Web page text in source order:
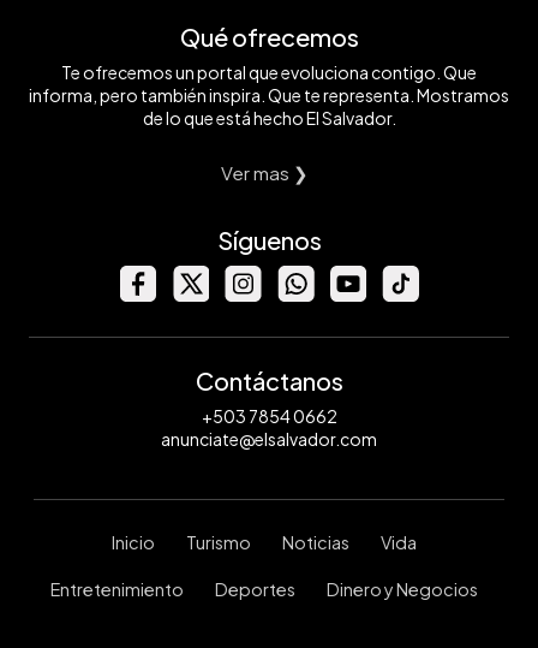
Qué ofrecemos
Te ofrecemos un portal que evoluciona contigo. Que
informa, pero también inspira. Que te representa. Mostramos
de lo que está hecho El Salvador.
Ver mas ❯
Síguenos
Contáctanos
+503 7854 0662
anunciate@elsalvador.com
Inicio Turismo Noticias Vida
Entretenimiento Deportes Dinero y Negocios